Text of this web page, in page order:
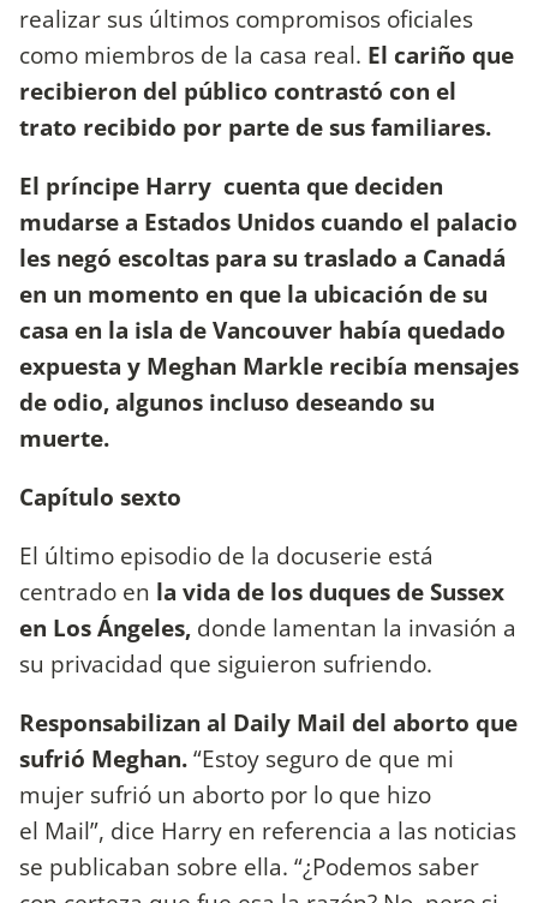
realizar sus últimos compromisos oficiales
como miembros de la casa real. El cariño que
recibieron del público contrastó con el
trato recibido por parte de sus familiares.
El príncipe Harry cuenta que deciden
mudarse a Estados Unidos cuando el palacio
les negó escoltas para su traslado a Canadá
en un momento en que la ubicación de su
casa en la isla de Vancouver había quedado
expuesta y Meghan Markle recibía mensajes
de odio, algunos incluso deseando su
muerte.
Capítulo sexto
El último episodio de la docuserie está
centrado en la vida de los duques de Sussex
en Los Ángeles, donde lamentan la invasión a
su privacidad que siguieron sufriendo.
Responsabilizan al Daily Mail del aborto que
sufrió Meghan.“Estoy seguro de que mi
mujer sufrió un aborto por lo que hizo
el Mail”, dice Harry en referencia a las noticias
se publicaban sobre ella. “¿Podemos saber